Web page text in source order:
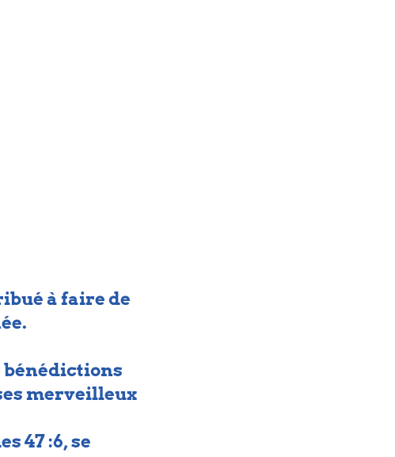
à faire de
bénédictions
merveilleux
47 :6, se